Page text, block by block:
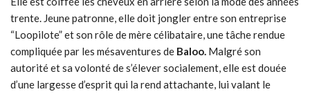
trente. Jeune patronne, elle doit jongler entre son entreprise
“Loopilote” et son rôle de mère célibataire, une tâche rendue
compliquée par les mésaventures de Baloo. Malgré son
autorité et sa volonté de s’élever socialement, elle est douée
d’une largesse d’esprit qui la rend attachante, lui valant le